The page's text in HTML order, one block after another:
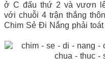
ở C đấu thứ 2 và vươn
với chuỗi 4 trận thắng
Chim Sẻ Đi Nắng phải toát